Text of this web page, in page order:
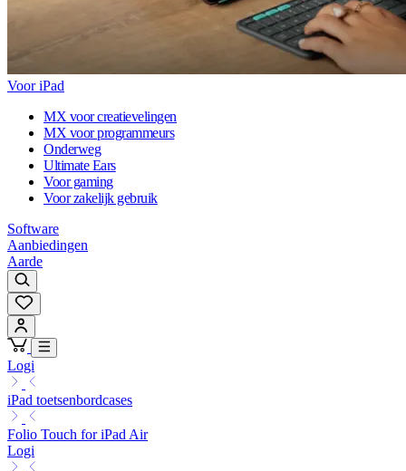
Voor iPad
MX voor creatievelingen
MX voor programmeurs
Onderweg
Ultimate Ears
Voor gaming
Voor zakelijk gebruik
Software
Aanbiedingen
Aarde
Logi
iPad toetsenbordcases
Folio Touch for iPad Air
Logi